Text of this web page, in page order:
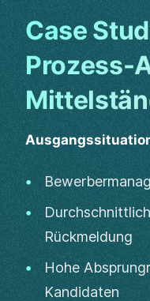
Case
Prozess-
Rückmeldung
Hohe
Kandidaten